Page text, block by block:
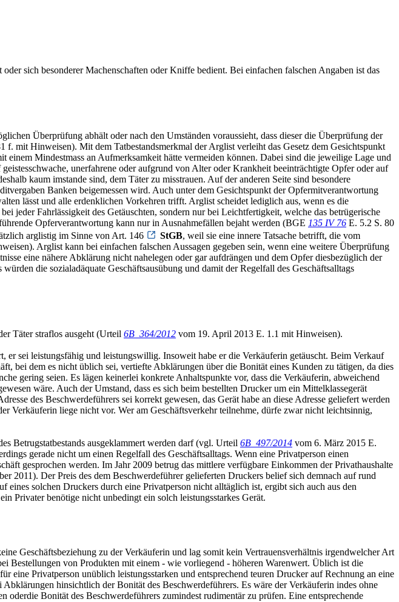
sich besonderer Machenschaften oder Kniffe bedient. Bei einfachen falschen Angaben ist das
Überprüfung abhält oder nach den Umständen voraussieht, dass dieser die Überprüfung der
f. mit Hinweisen). Mit dem Tatbestandsmerkmal der Arglist verleiht das Gesetz dem Gesichtspunkt
Mindestmass an Aufmerksamkeit hätte vermeiden können. Dabei sind die jeweilige Lage und
unerfahrene oder aufgrund von Alter oder Krankheit beeinträchtigte Opfer oder auf
kaum imstande sind, dem Täter zu misstrauen. Auf der anderen Seite sind besondere
Banken beigemessen wird. Auch unter dem Gesichtspunkt der Opfermitverantwortung
lässt und alle erdenklichen Vorkehren trifft. Arglist scheidet lediglich aus, wenn es die
jeder Fahrlässigkeit des Getäuschten, sondern nur bei Leichtfertigkeit, welche das betrügerische
Opferverantwortung kann nur in Ausnahmefällen bejaht werden (BGE 135 IV 76 E. 5.2 S. 80
arglistig im Sinne von Art. 146
StGB, weil sie eine innere Tatsache betrifft, die vom
Arglist kann bei einfachen falschen Aussagen gegeben sein, wenn eine weitere Überprüfung
eine nähere Abklärung nicht nahelegen oder gar aufdrängen und dem Opfer diesbezüglich der
die sozialadäquate Geschäftsausübung und damit der Regelfall des Geschäftsalltags
Täter straflos ausgeht (Urteil 6B_364/2012 vom 19. April 2013 E. 1.1 mit Hinweisen).
sei leistungsfähig und leistungswillig. Insoweit habe er die Verkäuferin getäuscht. Beim Verkauf
bei dem es nicht üblich sei, vertiefte Abklärungen über die Bonität eines Kunden zu tätigen, da dies
gering seien. Es lägen keinerlei konkrete Anhaltspunkte vor, dass die Verkäuferin, abweichend
wäre. Auch der Umstand, dass es sich beim bestellten Drucker um ein Mittelklassegerät
des Beschwerdeführers sei korrekt gewesen, das Gerät habe an diese Adresse geliefert werden
Verkäuferin liege nicht vor. Wer am Geschäftsverkehr teilnehme, dürfe zwar nicht leichtsinnig,
Betrugstatbestands ausgeklammert werden darf (vgl. Urteil 6B_497/2014 vom 6. März 2015 E.
gerade nicht um einen Regelfall des Geschäftsalltags. Wenn eine Privatperson einen
gesprochen werden. Im Jahr 2009 betrug das mittlere verfügbare Einkommen der Privathaushalte
Der Preis des dem Beschwerdeführer gelieferten Druckers belief sich demnach auf rund
solchen Druckers durch eine Privatperson nicht alltäglich ist, ergibt sich auch aus den
Privater benötige nicht unbedingt ein solch leistungsstarkes Gerät.
Geschäftsbeziehung zu der Verkäuferin und lag somit kein Vertrauensverhältnis irgendwelcher Art
Bestellungen von Produkten mit einem - wie vorliegend - höheren Warenwert. Üblich ist die
eine Privatperson unüblich leistungsstarken und entsprechend teuren Drucker auf Rechnung an eine
hinsichtlich der Bonität des Beschwerdeführers. Es wäre der Verkäuferin indes ohne
Bonität des Beschwerdeführers zumindest rudimentär zu prüfen. Eine entsprechende